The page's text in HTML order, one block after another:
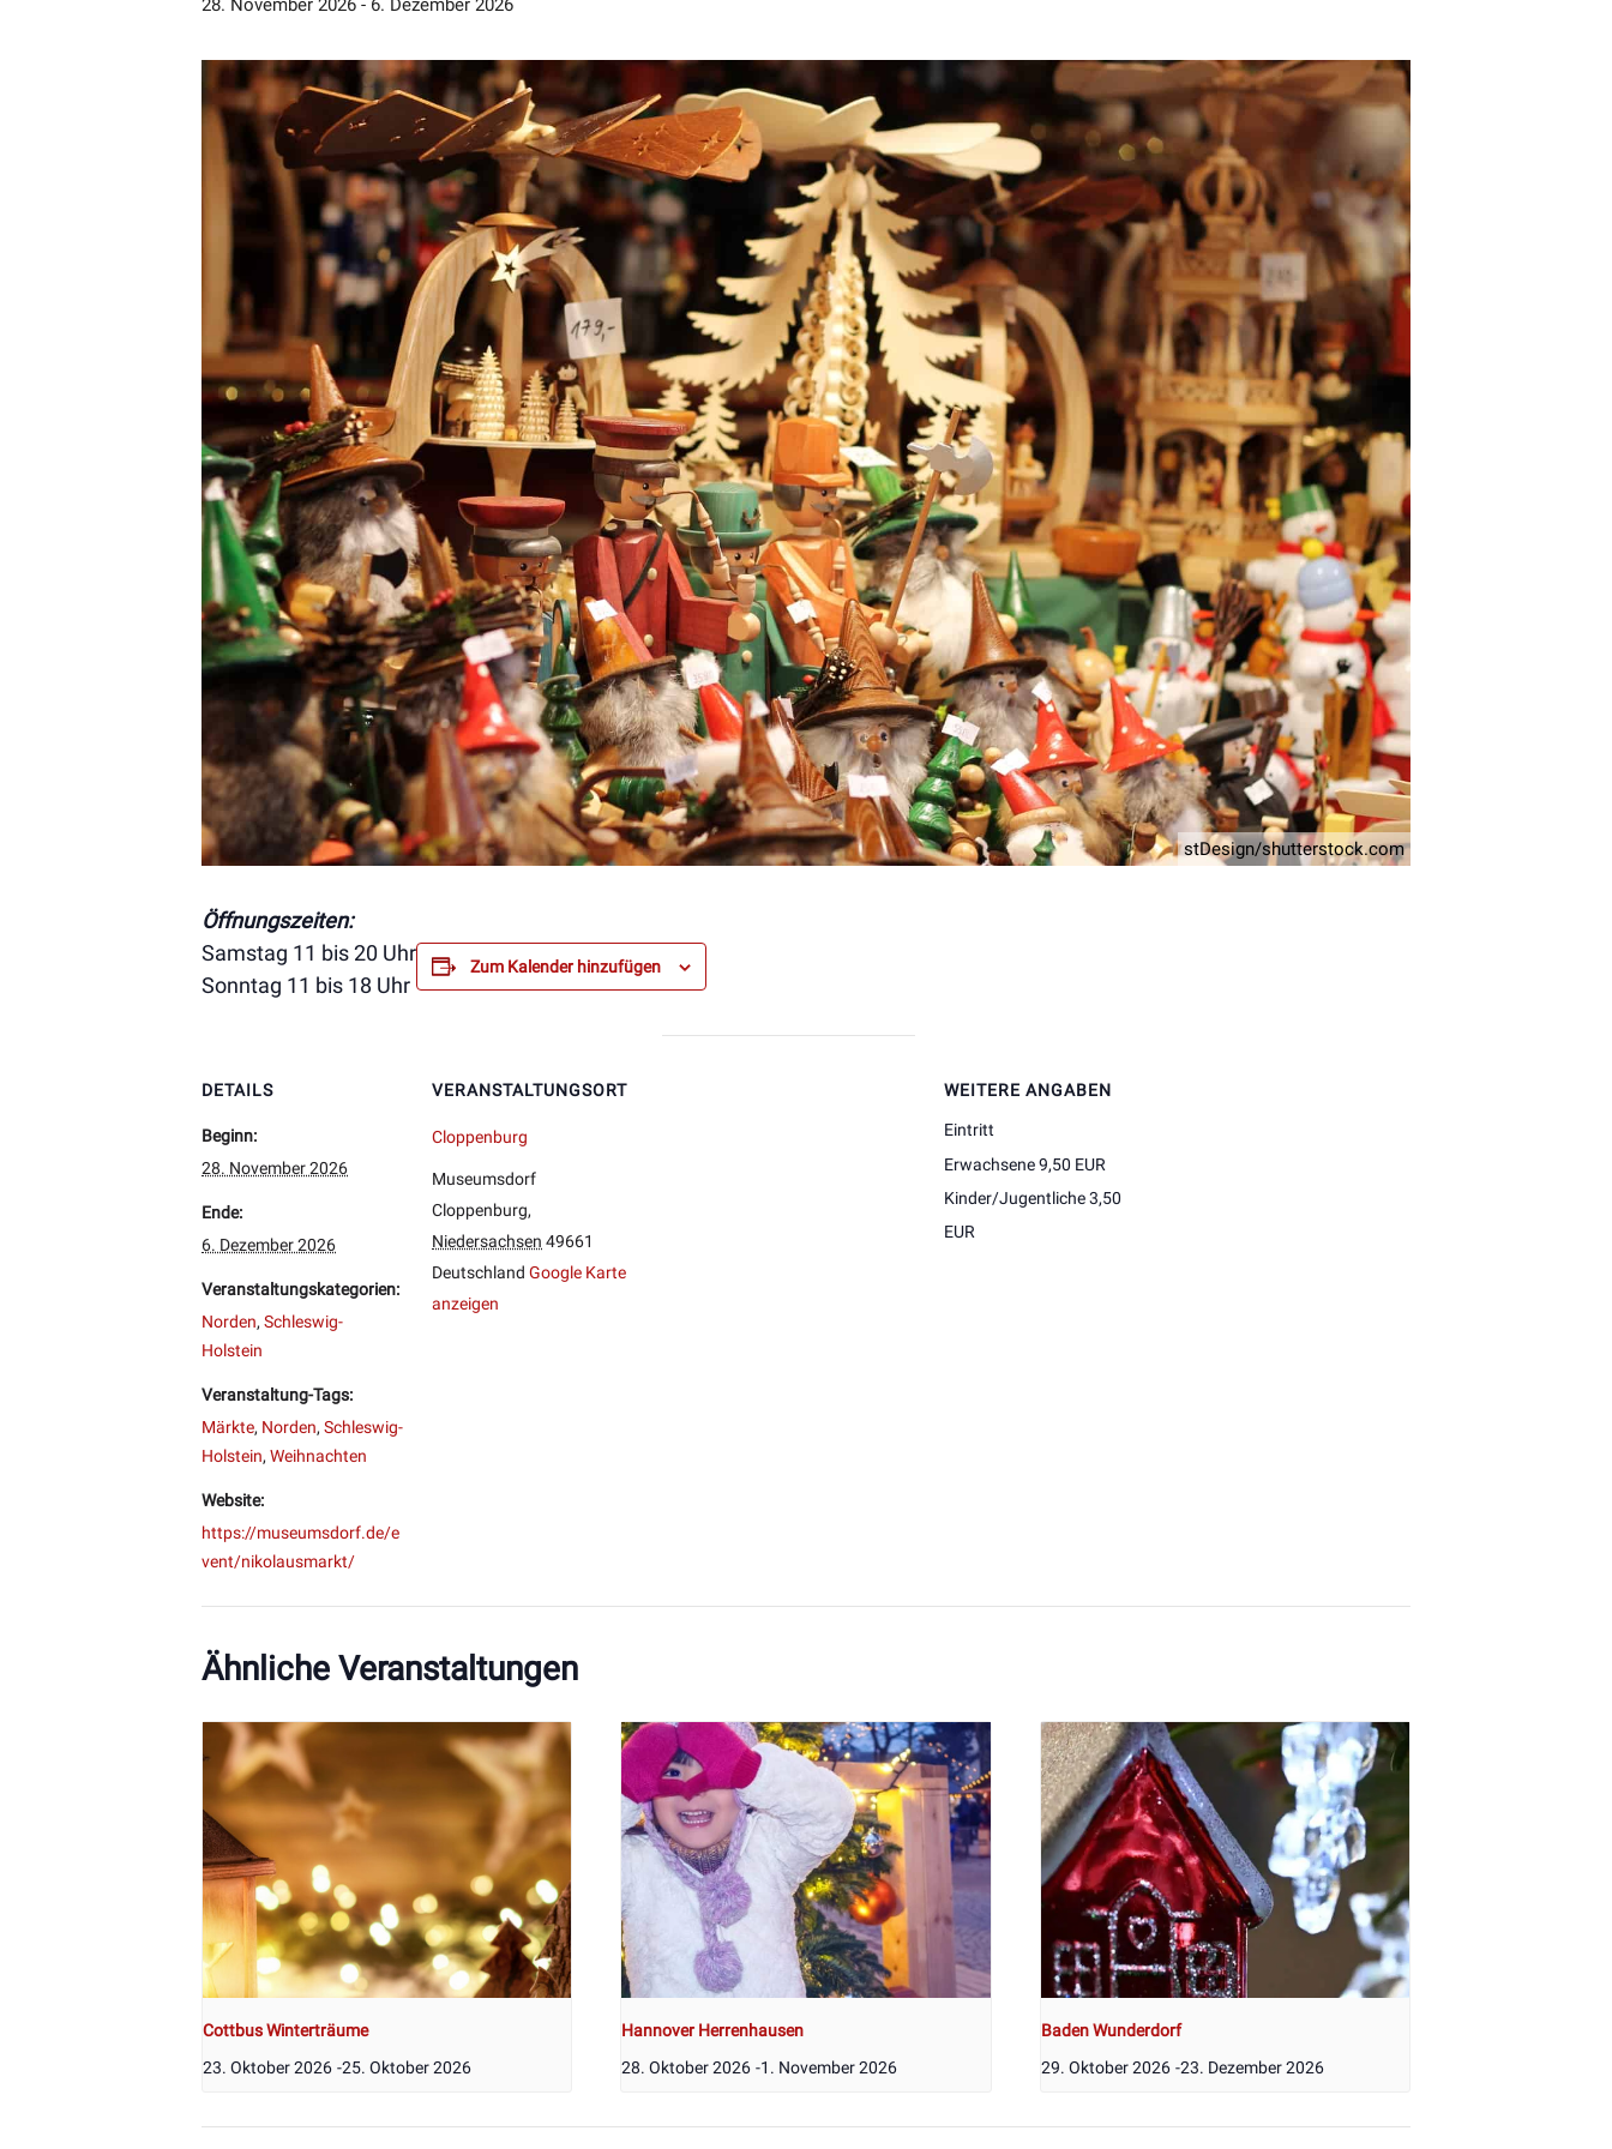
28. November 2026 - 6. Dezember 2026
stDesign/shutterstock.com
Öffnungszeiten:
Samstag 11 bis 20 Uhr
Sonntag 11 bis 18 Uhr
Zum Kalender hinzufügen
DETAILS
Beginn:
28. November 2026
Ende:
6. Dezember 2026
Veranstaltungskategorien:
Norden, Schleswig-
Holstein
Veranstaltung-Tags:
Märkte, Norden, Schleswig-
Holstein, Weihnachten
Website:
https://museumsdorf.de/e
vent/nikolausmarkt/
VERANSTALTUNGSORT
Cloppenburg
Museumsdorf
Cloppenburg,
Niedersachsen 49661
Deutschland Google Karte
anzeigen
WEITERE ANGABEN
Eintritt
Erwachsene 9,50 EUR
Kinder/Jugentliche 3,50
EUR
Ähnliche Veranstaltungen
Cottbus Winterträume
23. Oktober 2026 -25. Oktober 2026
Hannover Herrenhausen
28. Oktober 2026 -1. November 2026
Baden Wunderdorf
29. Oktober 2026 -23. Dezember 2026